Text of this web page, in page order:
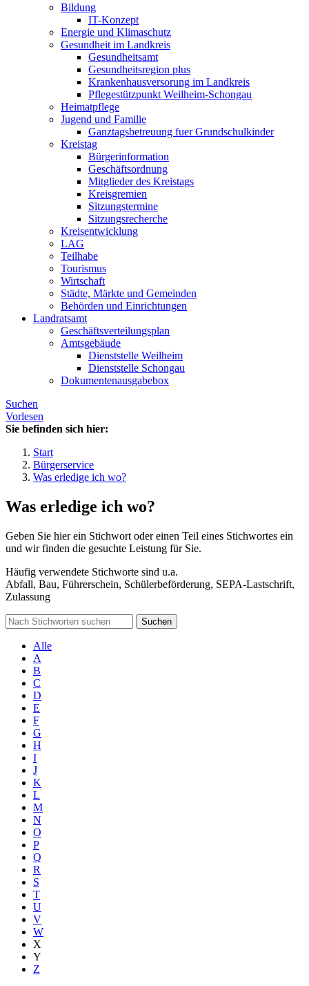
Bildung
IT-Konzept
Energie und Klimaschutz
Gesundheit im Landkreis
Gesundheitsamt
Gesundheitsregion plus
Krankenhausversorung im Landkreis
Pflegestützpunkt Weilheim-Schongau
Heimatpflege
Jugend und Familie
Ganztagsbetreuung fuer Grundschulkinder
Kreistag
Bürgerinformation
Geschäftsordnung
Mitglieder des Kreistags
Kreisgremien
Sitzungstermine
Sitzungsrecherche
Kreisentwicklung
LAG
Teilhabe
Tourismus
Wirtschaft
Städte, Märkte und Gemeinden
Behörden und Einrichtungen
Landratsamt
Geschäftsverteilungsplan
Amtsgebäude
Dienststelle Weilheim
Dienststelle Schongau
Dokumentenausgabebox
Suchen
Vorlesen
Sie befinden sich hier:
Start
Bürgerservice
Was erledige ich wo?
Was erledige ich wo?
Geben Sie hier ein Stichwort oder einen Teil eines Stichwortes ein
und wir finden die gesuchte Leistung für Sie.
Häufig verwendete Stichworte sind u.a.
Abfall, Bau, Führerschein, Schülerbeförderung, SEPA-Lastschrift,
Zulassung
Suchen
Alle
A
B
C
D
E
F
G
H
I
J
K
L
M
N
O
P
Q
R
S
T
U
V
W
X
Y
Z